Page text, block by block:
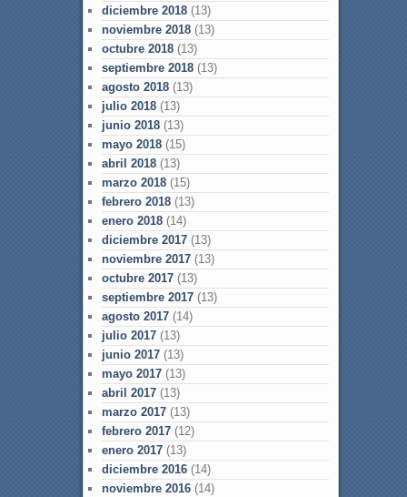
diciembre 2018(13)
noviembre 2018(13)
octubre 2018(13)
septiembre 2018(13)
agosto 2018(13)
julio 2018(13)
junio 2018(13)
mayo 2018(15)
abril 2018(13)
marzo 2018(15)
febrero 2018(13)
enero 2018(14)
diciembre 2017(13)
noviembre 2017(13)
octubre 2017(13)
septiembre 2017(13)
agosto 2017(14)
julio 2017(13)
junio 2017(13)
mayo 2017(13)
abril 2017(13)
marzo 2017(13)
febrero 2017(12)
enero 2017(13)
diciembre 2016(14)
noviembre 2016(14)